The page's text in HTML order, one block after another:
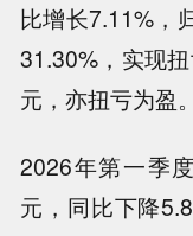
比增长7.11%，
31.30%，实现
元，亦扭亏为盈。
2026年第一季
元，同比下降